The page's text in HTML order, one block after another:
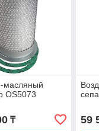
масляный
OS5073
₸ 59